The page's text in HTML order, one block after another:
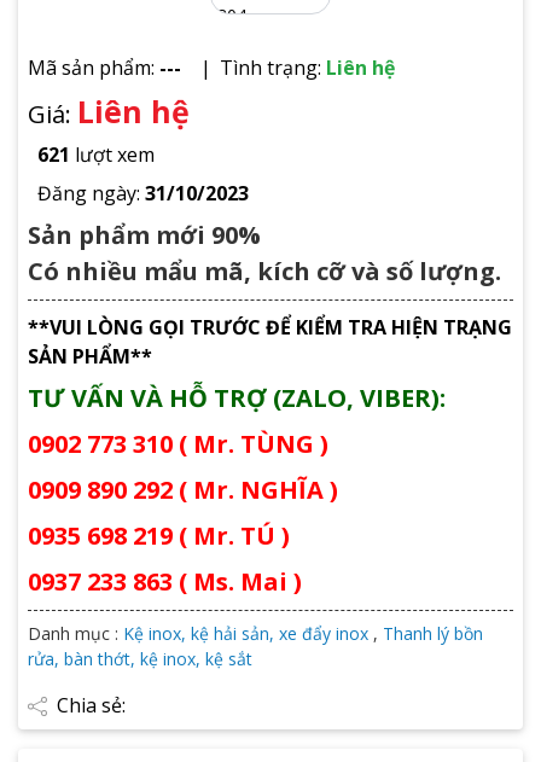
Mã sản phẩm: --- Tình trạng: Liên hệ
Giá: Liên hệ
621 lượt xem
Đăng ngày: 31/10/2023
Sản phẩm mới 90%
Có nhiều mẩu mã, kích cỡ và số lượng.
**VUI LÒNG GỌI TRƯỚC ĐỂ KIỂM TRA HIỆN TRẠNG
SẢN PHẨM**
TƯ VẤN VÀ HỖ TRỢ (ZALO, VIBER):
0902 773 310 ( Mr. TÙNG )
0909 890 292 ( Mr. NGHĨA )
0935 698 219 ( Mr. TÚ )
0937 233 863 ( Ms. Mai )
Danh mục : Kệ inox, kệ hải sản, xe đẩy inox , Thanh lý bồn
rửa, bàn thớt, kệ inox, kệ sắt
Chia sẻ: